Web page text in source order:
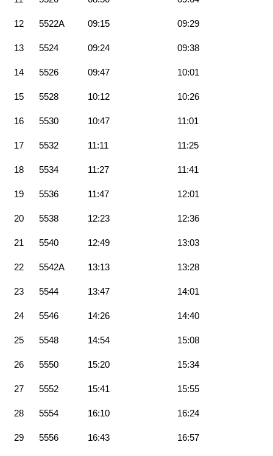
12 5522A 09:15 09:29
13 5524 09:24 09:38
14 5526 09:47 10:01
15 5528 10:12 10:26
16 5530 10:47 11:01
17 5532 11:11 11:25
18 5534 11:27 11:41
19 5536 11:47 12:01
20 5538 12:23 12:36
21 5540 12:49 13:03
22 5542A 13:13 13:28
23 5544 13:47 14:01
24 5546 14:26 14:40
25 5548 14:54 15:08
26 5550 15:20 15:34
27 5552 15:41 15:55
28 5554 16:10 16:24
29 5556 16:43 16:57